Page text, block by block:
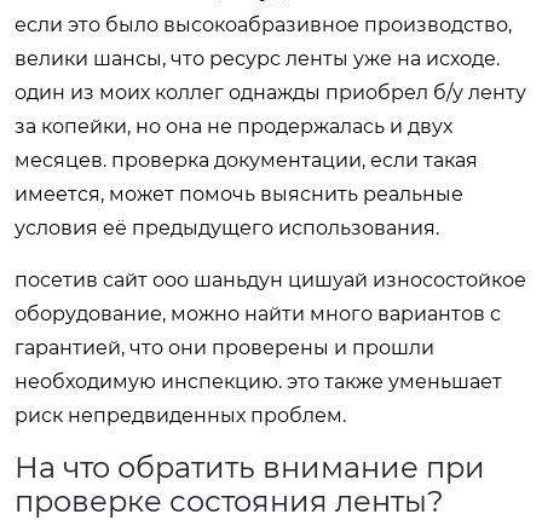
если это было высокоабразивное производство,
велики шансы, что ресурс ленты уже на исходе.
один из моих коллег однажды приобрел б/у ленту
за копейки, но она не продержалась и двух
месяцев. проверка документации, если такая
имеется, может помочь выяснить реальные
условия её предыдущего использования.
посетив сайт ооо шаньдун цишуай износостойкое
оборудование, можно найти много вариантов с
гарантией, что они проверены и прошли
необходимую инспекцию. это также уменьшает
риск непредвиденных проблем.
На что обратить внимание при
проверке состояния ленты?